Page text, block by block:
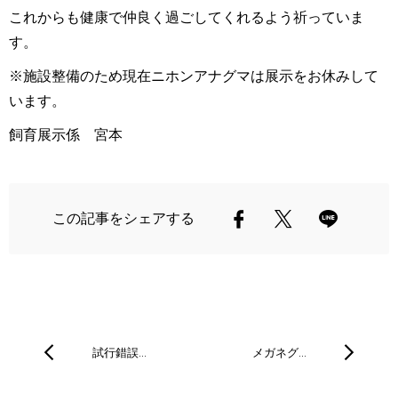
これからも健康で仲良く過ごしてくれるよう祈っていま
す。
※施設整備のため現在ニホンアナグマは展示をお休みして
います。
飼育展示係 宮本
この記事をシェアする
試行錯誤… メガネグ…